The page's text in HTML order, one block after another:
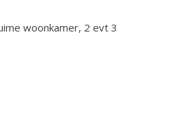
woonkamer, 2 evt 3